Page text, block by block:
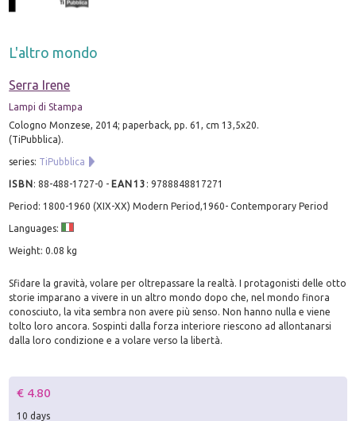
L'altro mondo
Serra Irene
Lampi di Stampa
Cologno Monzese, 2014; paperback, pp. 61, cm 13,5x20.
(TiPubblica).
series: TiPubblica
ISBN:88-488-1727-0 - EAN13 :9788848817271
Period: 1800-1960 (XIX-XX) Modern Period,1960- Contemporary Period
Languages:
Weight: 0.08 kg
Sfidare la gravità, volare per oltrepassare la realtà. I protagonisti delle otto
storie imparano a vivere in un altro mondo dopo che, nel mondo finora
conosciuto, la vita sembra non avere più senso. Non hanno nulla e viene
tolto loro ancora. Sospinti dalla forza interiore riescono ad allontanarsi
dalla loro condizione e a volare verso la libertà.
€ 4.80
10 days